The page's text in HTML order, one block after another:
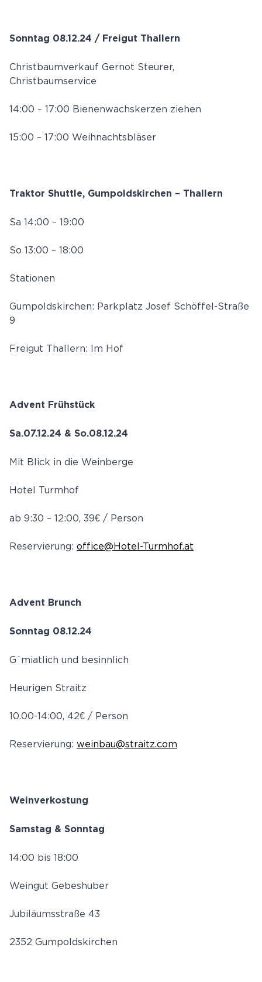
Sonntag 08.12.24 / Freigut Thallern
Christbaumverkauf Gernot Steurer,
Christbaumservice
14:00 – 17:00 Bienenwachskerzen ziehen
15:00 – 17:00 Weihnachtsbläser
Traktor Shuttle, Gumpoldskirchen – Thallern
Sa 14:00 – 19:00
So 13:00 – 18:00
Stationen
Gumpoldskirchen: Parkplatz Josef Schöffel-Straße
9
Freigut Thallern: Im Hof
Advent Frühstück
Sa.07.12.24 & So.08.12.24
Mit Blick in die Weinberge
Hotel Turmhof
ab 9:30 – 12:00, 39€ / Person
Reservierung: office@Hotel-Turmhof.at
Advent Brunch
Sonntag 08.12.24
G´miatlich und besinnlich
Heurigen Straitz
10.00-14:00, 42€ / Person
Reservierung: weinbau@straitz.com
Weinverkostung
Samstag & Sonntag
14:00 bis 18:00
Weingut Gebeshuber
Jubiläumsstraße 43
2352 Gumpoldskirchen